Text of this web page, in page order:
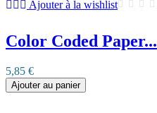
Ajouter à la wishlist
Color Coded Paper...
5,85 €
Ajouter au panier